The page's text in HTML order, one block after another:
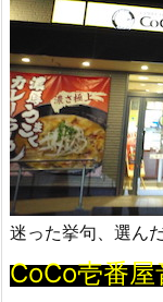
迷った挙句、選ん
CoCo壱番